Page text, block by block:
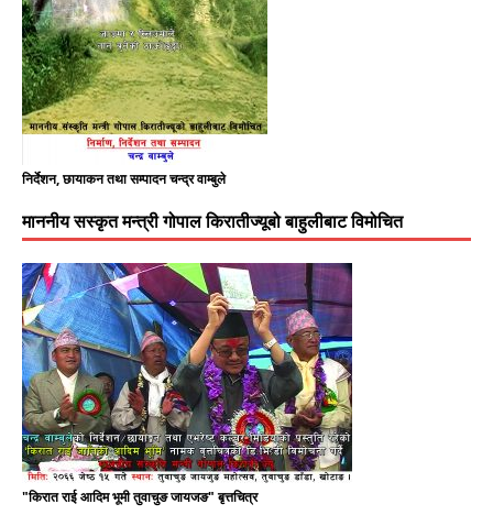
निर्देशन, छायाकन तथा सम्पादन चन्द्र वाम्बुले
माननीय सस्कृत मन्त्री गोपाल किरातीज्यूबो बाहुलीबाट विमोचित
"किरात राई आदिम भूमी तुवाचुङ जायजङ" बृत्तचित्र